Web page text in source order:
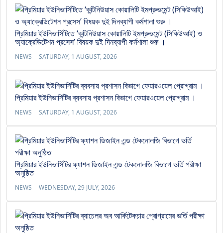
প্রিমিয়ার ইউনিভার্সিটিতে ‘কন্টিনিউয়াস কোয়ালিটি ইমপ্রুভমেন্ট (সিকিউআই) ও
অ্যাক্রেডিটেশন প্রসেস’ বিষয়ক দুই দিনব্যাপী কর্মশালা শুরু ।
NEWS SATURDAY, 1 AUGUST, 2026
প্রিমিয়ার ইউনিভার্সিটির ব্যবসায় প্রশাসন বিভাগে ফেয়ারওয়েল প্রোগ্রাম ।
NEWS SATURDAY, 1 AUGUST, 2026
প্রিমিয়ার ইউনিভার্সিটির ফ্যাশন ডিজাইন এন্ড টেকনোলজি বিভাগে ভর্তি পরীক্ষা
অনুষ্ঠিত
NEWS WEDNESDAY, 29 JULY, 2026